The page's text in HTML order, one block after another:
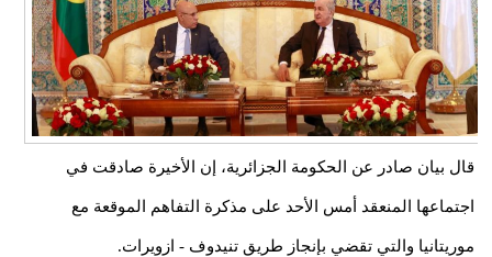
قال بيان صادر عن الحكومة الجزائرية، إن الأخيرة صادقت في
اجتماعها المنعقد أمس الأحد على مذكرة التفاهم الموقعة مع
موريتانيا والتي تقضي بإنجاز طريق تنيدوف - ازويرات.